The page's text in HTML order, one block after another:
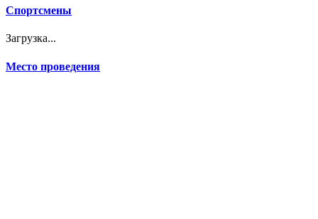
Спортсмены
Загрузка...
Место проведения